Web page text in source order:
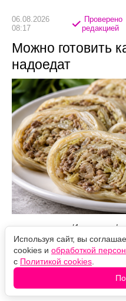
06.08.2026
08:17
Проверено
редакцией
Можно готовить
надоедат
Источник
Сытный паровой рулет с
без яиц. Оно легко
удерживает сочную
приготовления хорошо
Используя сайт, вы
cookies и обработкой
с Политикой cookies